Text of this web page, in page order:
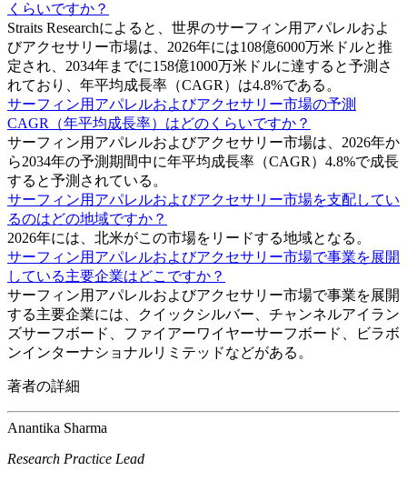
くらいですか？
Straits Researchによると、世界のサーフィン用アパレルおよ
びアクセサリー市場は、2026年には108億6000万米ドルと推
定され、2034年までに158億1000万米ドルに達すると予測さ
れており、年平均成長率（CAGR）は4.8%である。
サーフィン用アパレルおよびアクセサリー市場の予測
CAGR（年平均成長率）はどのくらいですか？
サーフィン用アパレルおよびアクセサリー市場は、2026年か
ら2034年の予測期間中に年平均成長率（CAGR）4.8%で成長
すると予測されている。
サーフィン用アパレルおよびアクセサリー市場を支配してい
るのはどの地域ですか？
2026年には、北米がこの市場をリードする地域となる。
サーフィン用アパレルおよびアクセサリー市場で事業を展開
している主要企業はどこですか？
サーフィン用アパレルおよびアクセサリー市場で事業を展開
する主要企業には、クイックシルバー、チャンネルアイラン
ズサーフボード、ファイアーワイヤーサーフボード、ビラボ
ンインターナショナルリミテッドなどがある。
著者の詳細
Anantika Sharma
Research Practice Lead